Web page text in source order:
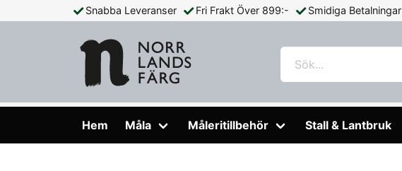
Snabba Leveranser Fri Frakt Över 899:- Smidiga Betalningar
Hem Måla Måleritillbehör Stall & Lantbruk